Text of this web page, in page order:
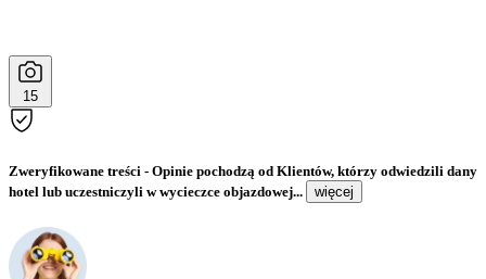
15
Zweryfikowane treści - Opinie pochodzą od Klientów, którzy odwiedzili dany
hotel lub uczestniczyli w wycieczce objazdowej...
więcej